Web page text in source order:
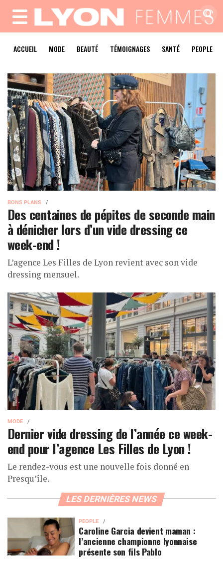
MENU
ACCUEIL MODE BEAUTÉ TÉMOIGNAGES SANTÉ PEOPLE
BONS PLANS
Des centaines de pépites de seconde main
à dénicher lors d’un vide dressing ce
week-end !
L’agence Les Filles de Lyon revient avec son vide
dressing mensuel.
MODE
Dernier vide dressing de l’année ce week-
end pour l’agence Les Filles de Lyon !
Le rendez-vous est une nouvelle fois donné en
Presqu’île.
LES DERNIÈRES NEWS
PEOPLE
Caroline Garcia devient maman :
l’ancienne championne lyonnaise
présente son fils Pablo